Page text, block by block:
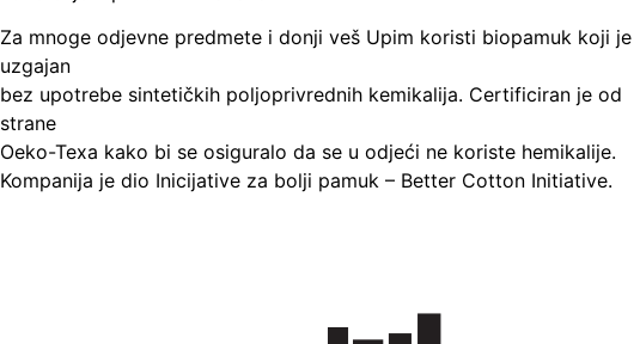
Za mnoge odjevne predmete i donji veš Upim koristi biopamuk koji je
uzgajan
bez upotrebe sintetičkih poljoprivrednih kemikalija. Certificiran je od
strane
Oeko-Texa kako bi se osiguralo da se u odjeći ne koriste hemikalije.
Kompanija je dio Inicijative za bolji pamuk – Better Cotton Initiative.